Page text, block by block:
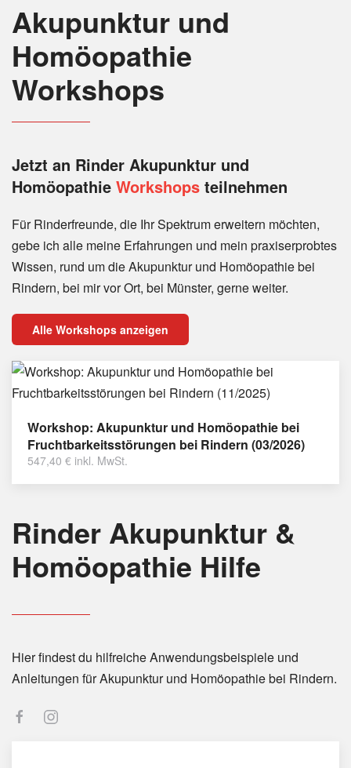
Akupunktur und
Homöopathie
Workshops
Jetzt an Rinder Akupunktur und
Homöopathie Workshops teilnehmen
Für Rinderfreunde, die Ihr Spektrum erweitern möchten,
gebe ich alle meine Erfahrungen und mein praxiserprobtes
Wissen, rund um die Akupunktur und Homöopathie bei
Rindern, bei mir vor Ort, bei Münster, gerne weiter.
Alle Workshops anzeigen
Workshop: Akupunktur und Homöopathie bei
Fruchtbarkeitsstörungen bei Rindern (03/2026)
547,40 € inkl. MwSt.
Rinder Akupunktur &
Homöopathie Hilfe
Hier findest du hilfreiche Anwendungsbeispiele und
Anleitungen für Akupunktur und Homöopathie bei Rindern.